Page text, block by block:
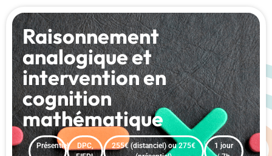
Raisonnement
analogique et
intervention en
cognition
mathématique
Présentiel
DPC,
255€ (distanciel) ou 275€
1 jour